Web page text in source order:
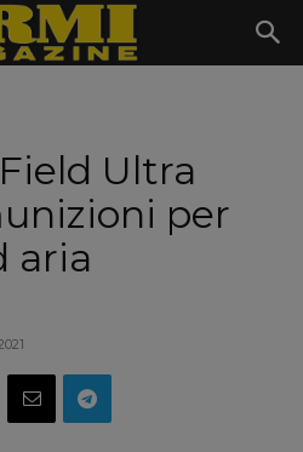
Ultra
per
aria